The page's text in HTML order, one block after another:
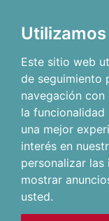
Este sitio web
de seguimiento
navegación con
la
una mejor
interés en
personalizar
mostrar
usted.